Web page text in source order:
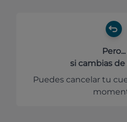
Pero...
si cambias
Puedes cancelar tu